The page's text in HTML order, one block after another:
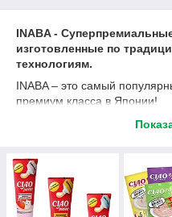
INABA -
изготовленные по
технологиям.
INABA – это самый
премиум класса в Японии!
фанатично ориентирована
транспортировки рыбы
поэтому полностью
А значит, сохранивший все
вещества, корм и